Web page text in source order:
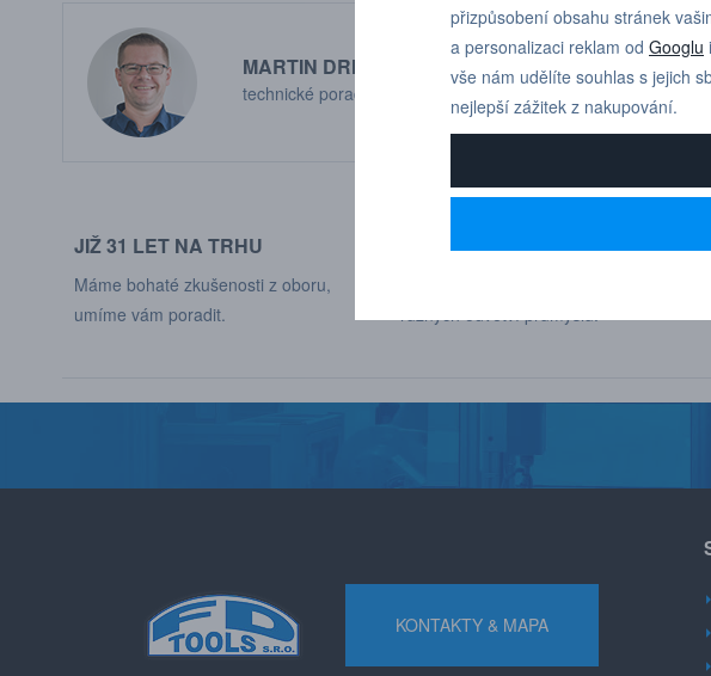
MARTIN DRHOLEC
technické poradenství
Pro technické dotazy
nebo poptávky volejte
JIŽ 31 LET NA TRHU
Máme bohaté zkušenosti z oboru,
umíme vám poradit.
DODÁVÁME DO 600+ FIREM
různých odvětví průmyslu.
KONTAKTY & MAPA
přizpůsobení obsahu stránek
a personalizaci reklam od Googlu
vše nám udělíte souhlas s jejich
nejlepší zážitek z nakupování.